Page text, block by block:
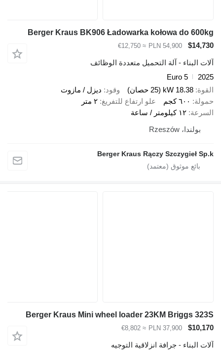
Berger Kraus BK906 Ładowarka kołowa do 600kg
$14,730
PLN 54,900
≈ €12,750
آلات البناء - آلة التحميل متعددة الوظائف
2025
Euro 5
القوة 18.38 kW (25 حصان) وقود ديزل / مازوت
حمولة
٦٠٠ كجم علو ارتفاع للتفريغ ٢ متر
السرعة ١٢ كيلومتر / ساعة
بولندا، Rzeszów
Berger Kraus Rączy Szczygieł Sp.k
Berger Kraus Mini wheel loader 23KM Briggs 323S
$10,170
PLN 37,900
≈ €8,802
آلات البناء - جرافة انزلاقية التوجيه